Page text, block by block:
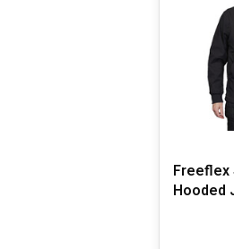
Hooded